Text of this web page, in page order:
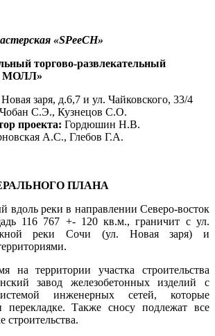
«SPeeCH»
торгово-развлекательный
МОЛЛ»
заря, д.6,7 и ул. Чайковского, 33/4
С.Э., Кузнецов С.О.
проекта: Гордюшин Н.В.
А.С., Глебов Г.А.
ПЛАНА
вдоль реки в направлении Северо-восток
116 767 +- 120 кв.м., граничит с ул.
реки Сочи (ул. Новая заря) и
на территории участка строительства
завод железобетонных изделий с
инженерных сетей, которые
перекладке. Также сносу подлежат все
строительства.